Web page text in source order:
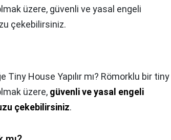
üzere, güvenli ve yasal engeli
çekebilirsiniz.
Tiny House Yapılır mı? Römorklu bir tiny
üzere, güvenli ve yasal engeli
çekebilirsiniz.